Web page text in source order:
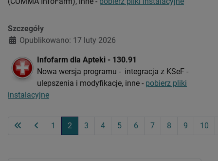
Szczegóły
Opublikowano: 17 luty 2026
Infofarm dla Apteki - 130.91
Nowa wersja programu - integracja z KSeF -
ulepszenia i modyfikacje, inne - pobierz pliki
instalacyjne
Strona 2 z 69
1 2 3 4 5 6 7 8 9 10